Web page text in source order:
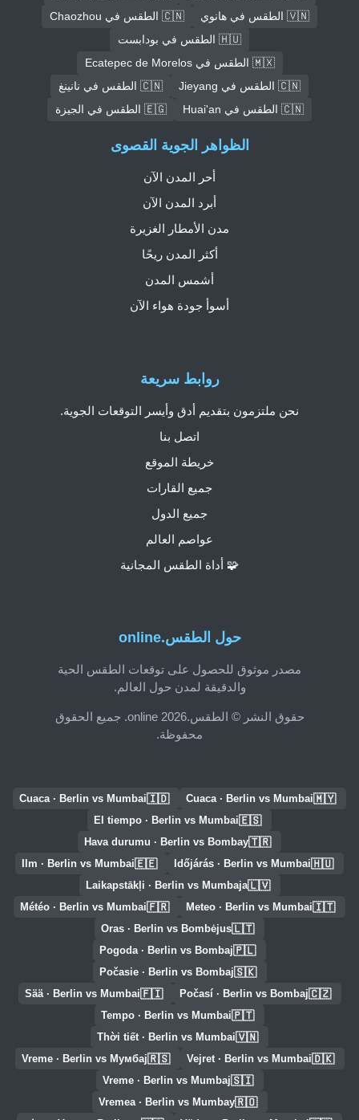
🇻🇳 الطقس في هانوي
🇨🇳 الطقس في Chaozhou
🇭🇺 الطقس في بودابست
🇲🇽 الطقس في Ecatepec de Morelos
🇨🇳 الطقس في Jieyang
🇨🇳 الطقس في نانينغ
🇨🇳 الطقس في Huai'an
🇪🇬 الطقس في الجيزة
حول الطقس.online
مصدر موثوق للحصول على توقعات الطقس الحية
والدقيقة لمدن حول العالم.
حقوق النشر © الطقس.online 2026. جميع الحقوق
محفوظة.
روابط سريعة
نحن ملتزمون بتقديم أدق وأيسر التوقعات الجوية.
اتصل بنا
خريطة الموقع
جميع القارات
جميع الدول
عواصم العالم
🧩 أداة الطقس المجانية
الظواهر الجوية القصوى
أحر المدن الآن
أبرد المدن الآن
مدن الأمطار الغزيرة
أكثر المدن ريحًا
أشمس المدن
أسوأ جودة هواء الآن
🇲🇾
Cuaca · Berlin vs Mumbai
🇮🇩
Cuaca · Berlin vs Mumbai
🇪🇸
El tiempo · Berlin vs Mumbai
🇹🇷
Hava durumu · Berlin vs Bombay
🇭🇺
Időjárás · Berlin vs Mumbai
🇪🇪
Ilm · Berlin vs Mumbai
🇱🇻
Laikapstākļi · Berlin vs Mumbaja
🇮🇹
Meteo · Berlin vs Mumbai
🇫🇷
Météo · Berlin vs Mumbai
🇱🇹
Oras · Berlin vs Bombėjus
🇵🇱
Pogoda · Berlin vs Bombaj
🇸🇰
Počasie · Berlin vs Bombaj
🇨🇿
Počasí · Berlin vs Bombaj
🇫🇮
Sää · Berlin vs Mumbai
🇵🇹
Tempo · Berlin vs Mumbai
🇻🇳
Thời tiết · Berlin vs Mumbai
🇩🇰
Vejret · Berlin vs Mumbai
🇷🇸
Vreme · Berlin vs Мумбај
🇸🇮
Vreme · Berlin vs Mumbaj
🇷🇴
Vremea · Berlin vs Mumbay